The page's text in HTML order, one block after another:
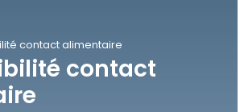
contact alimentaire
contact